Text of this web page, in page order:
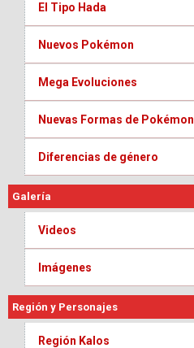
El Tipo Hada
Nuevos Pokémon
Mega Evoluciones
Nuevas Formas de Pokémon
Diferencias de género
Galería
Videos
Imágenes
Región y Personajes
Región Kalos